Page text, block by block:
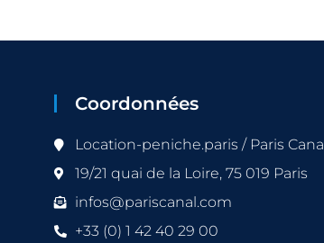
Coordonnées
Location-peniche.paris / Paris Canal
19/21 quai de la Loire, 75 019 Paris
infos@pariscanal.com
+33 (0) 1 42 40 29 00